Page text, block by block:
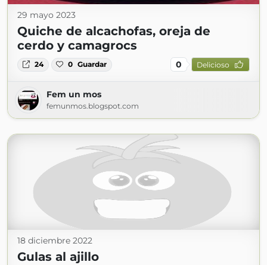
29 mayo 2023
Quiche de alcachofas, oreja de
cerdo y camagrocs
24 0 Guardar 0 Delicioso
Fem un mos
femunmos.blogspot.com
18 diciembre 2022
Gulas al ajillo